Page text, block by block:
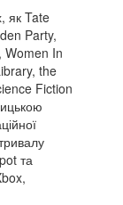
як Tate
Party,
Women In
the
Fiction
та